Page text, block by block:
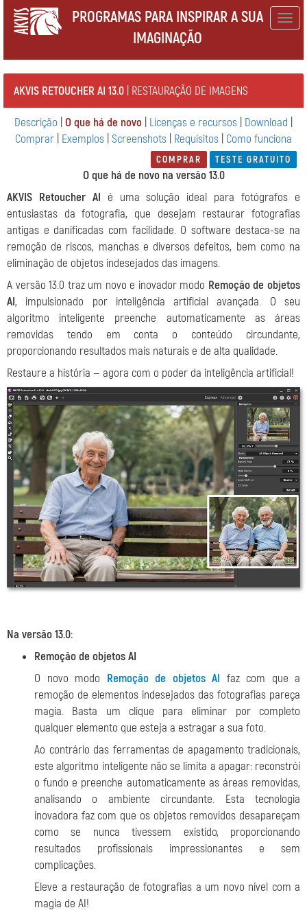
PROGRAMAS PARA INSPIRAR A SUA
IMAGINAÇÃO
AKVIS RETOUCHER AI 13.0 | RESTAURAÇÃO DE IMAGENS
Descrição O que há de novo Licenças e recursos Download
Comprar Exemplos Screenshots Requisitos Como funciona
COMPRAR TESTE GRATUITO
O que há de novo na versão 13.0
AKVIS Retoucher AI é uma solução ideal para fotógrafos e
entusiastas da fotografia, que desejam restaurar fotografias
antigas e danificadas com facilidade. O software destaca-se na
remoção de riscos, manchas e diversos defeitos, bem como na
eliminação de objetos indesejados das imagens.
A versão 13.0 traz um novo e inovador modo Remoção de objetos
AI, impulsionado por inteligência artificial avançada. O seu
algoritmo inteligente preenche automaticamente as áreas
removidas tendo em conta o conteúdo circundante,
proporcionando resultados mais naturais e de alta qualidade.
Restaure a história — agora com o poder da inteligência artificial!
Na versão 13.0:
Remoção de objetos AI
O novo modo Remoção de objetos AI faz com que a
remoção de elementos indesejados das fotografias pareça
magia. Basta um clique para eliminar por completo
qualquer elemento que esteja a estragar a sua foto.
Ao contrário das ferramentas de apagamento tradicionais,
este algoritmo inteligente não se limita a apagar: reconstrói
o fundo e preenche automaticamente as áreas removidas,
analisando o ambiente circundante. Esta tecnologia
inovadora faz com que os objetos removidos desapareçam
como se nunca tivessem existido, proporcionando
resultados profissionais impressionantes e sem
complicações.
Eleve a restauração de fotografias a um novo nível com a
magia de AI!